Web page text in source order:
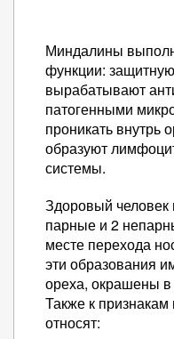
Миндалины
функции:
вырабатывают
патогенными
проникать внутрь
образуют
системы.
Здоровый
парные и 2
месте перехода
эти образования
ореха, окрашены в
Также к
относят: